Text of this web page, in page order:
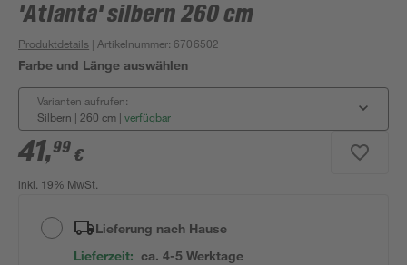
'Atlanta' silbern 260 cm
Produktdetails | Artikelnummer:6706502
Farbe und Länge auswählen
Varianten aufrufen:
Silbern | 260 cm | verfügbar
41,99 €
inkl. 19% MwSt.
Lieferung nach Hause
Lieferzeit: ca. 4-5 Werktage